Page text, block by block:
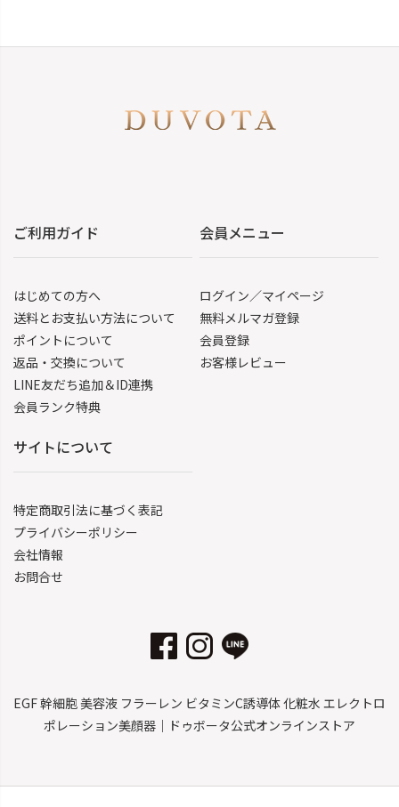
ご利用ガイド
はじめての方へ
送料とお支払い方法について
ポイントについて
返品・交換について
LINE友だち追加＆ID連携
会員ランク特典
会員メニュー
ログイン／マイページ
無料メルマガ登録
会員登録
お客様レビュー
サイトについて
特定商取引法に基づく表記
プライバシーポリシー
会社情報
お問合せ
EGF 幹細胞 美容液 フラーレン ビタミンC誘導体 化粧水 エレクトロ
ポレーション美顔器｜ドゥボータ公式オンラインストア